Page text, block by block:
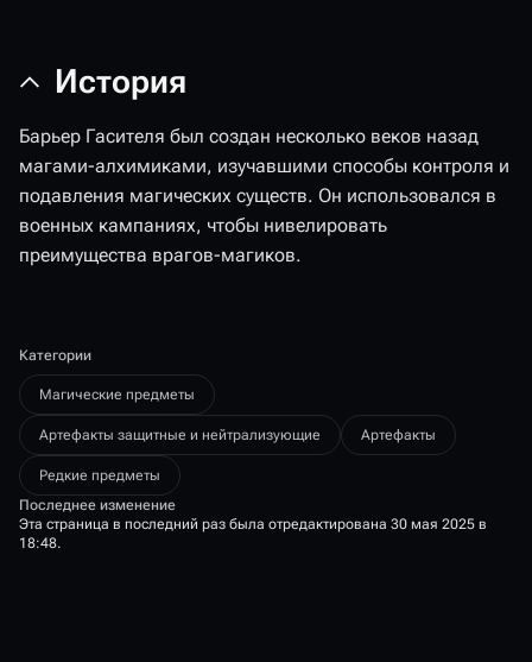
История
Барьер Гасителя был создан несколько веков назад
магами-алхимиками, изучавшими способы контроля и
подавления магических существ. Он использовался в
военных кампаниях, чтобы нивелировать
преимущества врагов-магиков.
Категории
Магические предметы
Артефакты защитные и нейтрализующие Артефакты
Редкие предметы
Последнее изменение
Эта страница в последний раз была отредактирована 30 мая 2025 в
18:48.